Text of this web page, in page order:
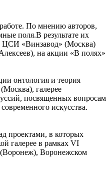
По мнению авторов,
поля.В результате их
ЦСИ «Винзавод» (Москва)
на акции «В полях»
онтология и теория
галерее
посвященных вопросам
искусства.
проектами, в которых
галерее в рамках VI
Воронежском